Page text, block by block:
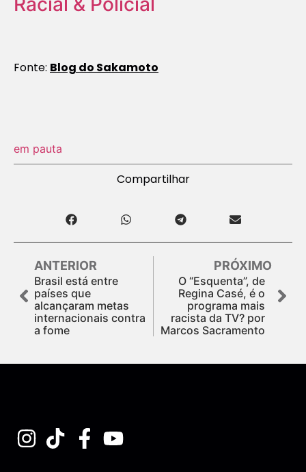
Fonte: Blog do Sakamoto
em pauta
Compartilhar
ANTERIOR
Brasil está entre
países que
alcançaram metas
internacionais contra
a fome
PRÓXIMO
O “Esquenta”, de
Regina Casé, é o
programa mais
racista da TV? por
Marcos Sacramento